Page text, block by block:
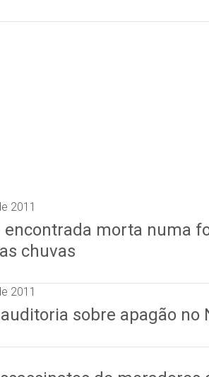
2011
encontrada morta numa
chuvas
2011
sobre apagão no